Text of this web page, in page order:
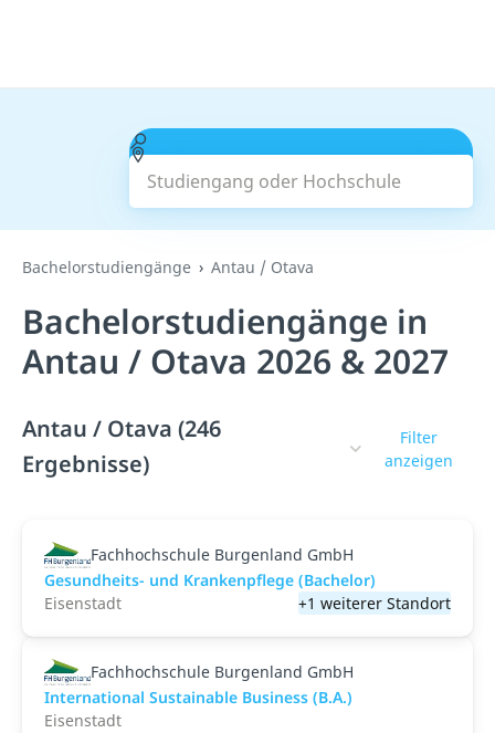
Studiengang oder Hochschule
Suchen
Bachelorstudiengänge Antau / Otava
Bachelorstudiengänge in
Antau / Otava 2026 & 2027
Antau / Otava (246
Ergebnisse)
Filter
anzeigen
Fachhochschule Burgenland GmbH
Gesundheits- und Krankenpflege (Bachelor)
Eisenstadt
+1 weiterer Standort
Fachhochschule Burgenland GmbH
International Sustainable Business (B.A.)
Eisenstadt